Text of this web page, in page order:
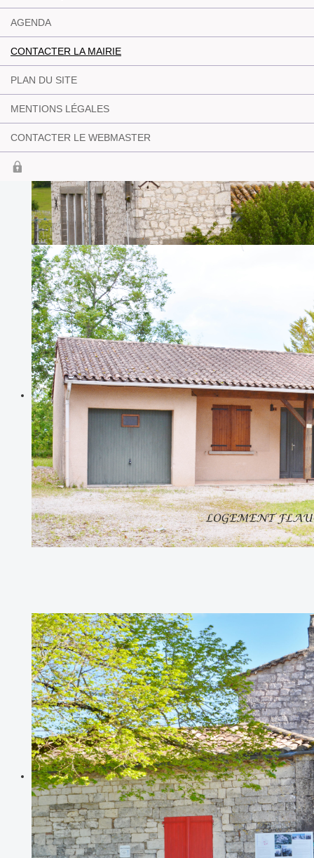
AGENDA
CONTACTER LA MAIRIE
PLAN DU SITE
MENTIONS LÉGALES
CONTACTER LE WEBMASTER